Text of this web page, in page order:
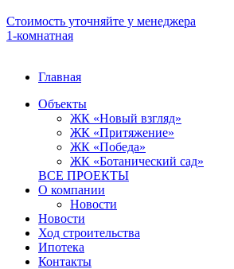
Стоимость уточняйте у менеджера
1-комнатная
Главная
Объекты
ЖК «Новый взгляд»
ЖК «Притяжение»
ЖК «Победа»
ЖК «Ботанический сад»
ВСЕ ПРОЕКТЫ
О компании
Новости
Новости
Ход строительства
Ипотека
Контакты